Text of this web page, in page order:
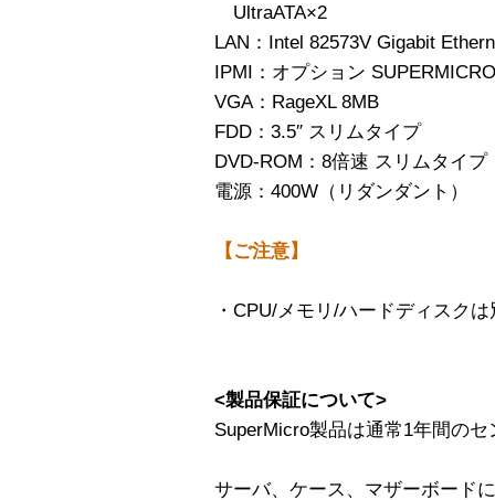
UltraATA×2
LAN：Intel 82573V Gigabit
IPMI：オプション
VGA：RageXL 8MB
FDD：3.5″ スリムタイプ
DVD-ROM：8倍速 スリムタイプ
電源：400W（リダンダント）
【ご注意】
・CPU/メモリ/ハードディスク
<製品保証について>
SuperMicro製品は通常1年間の
サーバ、ケース、マザーボード